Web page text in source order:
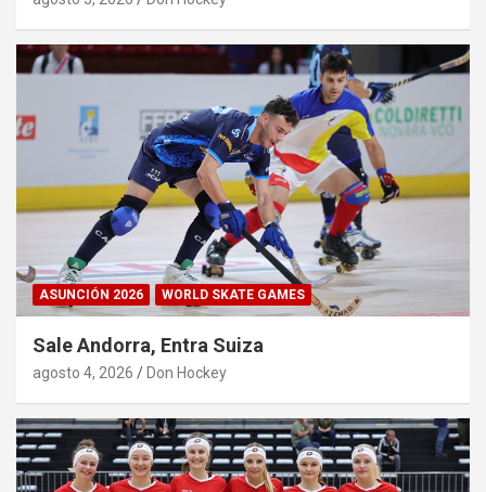
ASUNCIÓN 2026 WORLD SKATE GAMES
Sale Andorra, Entra Suiza
agosto 4, 2026 Don Hockey